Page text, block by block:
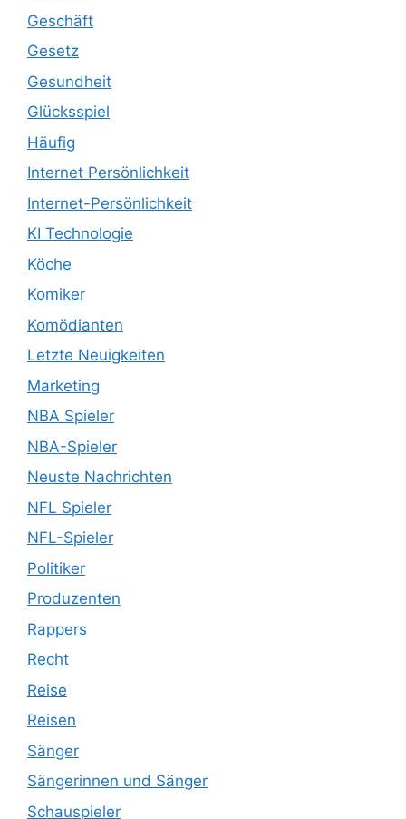
Geschäft
Gesetz
Gesundheit
Glücksspiel
Häufig
Internet Persönlichkeit
Internet-Persönlichkeit
KI Technologie
Köche
Komiker
Komödianten
Letzte Neuigkeiten
Marketing
NBA Spieler
NBA-Spieler
Neuste Nachrichten
NFL Spieler
NFL-Spieler
Politiker
Produzenten
Rappers
Recht
Reise
Reisen
Sänger
Sängerinnen und Sänger
Schauspieler